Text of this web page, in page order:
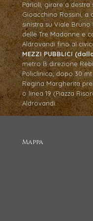
Parioli, girare a destra
Gioacchino Rossini, a
sinistra su Viale
delle Tre Madonne e
Aldrovandi fino al
MEZZI PUBBLICI
metro B direzione
Policlinico; dopo 30
Regina Margherita
o linea 19 (Piazza
Aldrovandi.
Mappa